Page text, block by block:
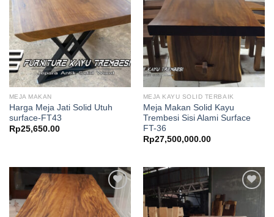
MEJA MAKAN
Harga Meja Jati Solid Utuh
surface-FT43
Rp25,650.00
MEJA KAYU SOLID TERBAIK
Meja Makan Solid Kayu
Trembesi Sisi Alami Surface
FT-36
Rp27,500,000.00